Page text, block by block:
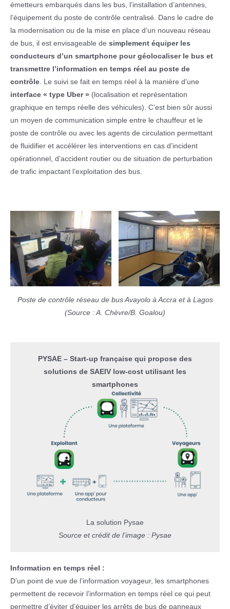
émetteurs embarqués dans les bus, l’installation d’antennes,
l’équipement du poste de contrôle centralisé. Dans le cadre de
la modernisation ou de la mise en place d’un nouveau réseau
de bus, il est envisageable de simplement équiper les
conducteurs d’un smartphone pour géolocaliser le bus et
transmettre l’information en temps réel au poste de
contrôle. Le suivi se fait en temps réel à la manière d’une
interface « type Uber » (localisation et représentation
graphique en temps réelle des véhicules). C’est bien sûr aussi
un moyen de communication simple entre le chauffeur et le
poste de contrôle ou avec les agents de circulation permettant
de fluidifier et accélérer les interventions en cas d’incident
opérationnel, d’accident routier ou de situation de perturbation
de trafic impactant l’exploitation des bus.
Poste de contrôle réseau de bus Avayolo à Accra et à Lagos
(Source : A. Chèvre/B. Goalou)
PYSAE – Start-up française qui propose des
solutions de SAEIV low-cost utilisant les
smartphones
La solution Pysae
Source et crédit de l’image : Pysae
Information en temps réel :
D’un point de vue de l’information voyageur, les smartphones
permettent de recevoir l’information en temps réel ce qui peut
permettre d’éviter d’équiper les arrêts de bus de panneaux